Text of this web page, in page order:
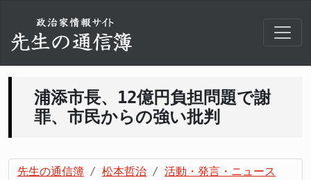
浦添市長、12億円負担問題で謝
罪、市民からの強い批判
先生の通信簿 松本哲治
活動・発言・ニュース